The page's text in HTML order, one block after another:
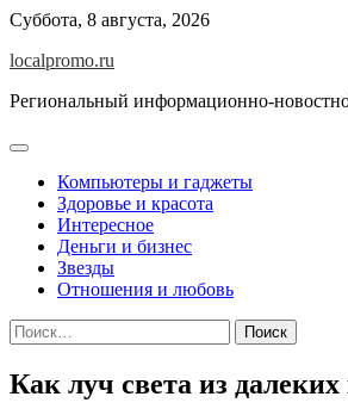
Перейти
содержимому
Суббота, 8 августа, 2026
localpromo.ru
Региональный информационно-
Компьютеры и гаджеты
Здоровье и красота
Интересное
Деньги и бизнес
Звезды
Отношения и любовь
Найти:
Как луч света из